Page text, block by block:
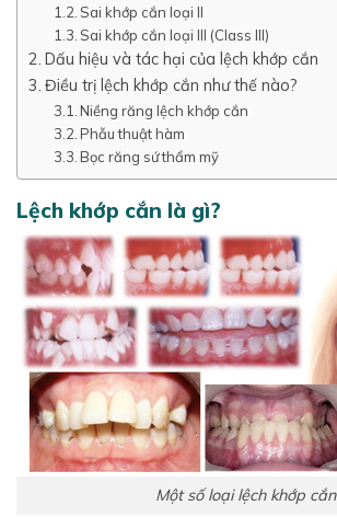
Sai khớp cắn loại II
Sai khớp cắn loại III (Class III)
Dấu hiệu và tác hại của lệch khớp cắn
Điều trị lệch khớp cắn như thế nào?
Niềng răng lệch khớp cắn
Phẫu thuật hàm
Bọc răng sứ thẩm mỹ
Lệch khớp cắn là gì?
Một số loại lệch khớp cắn